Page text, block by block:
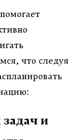
что следуя
задач и